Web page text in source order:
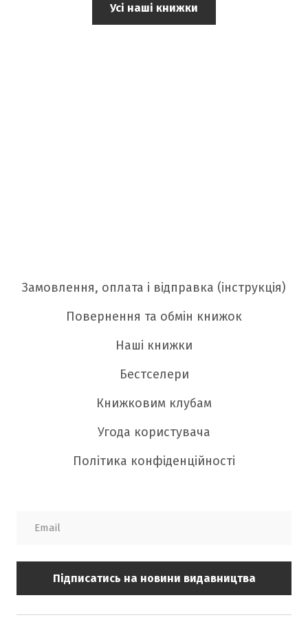
Усі наші книжки
Замовлення, оплата і відправка (інструкція)
Повернення та обмін книжок
Наші книжки
Бестселери
Книжковим клубам
Угода користувача
Політика конфіденційності
Підписатись на новини видавництва